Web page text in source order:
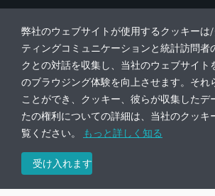
弊社のウェブサイトが使用するクッキーは
ティングコミュニケーションと統計訪問者
クとの対話を収集し、当社のウェブサイト
のブラウジング体験を向上させます。それ
ことができ、クッキー、彼らが収集したデ
たの権利についての詳細は、当社のクッキ
覧ください。
もっと詳しく知る
受け入れます
ENTERPRISE 3D AT SCALE
© CGTrader 2011-2026
UAB CGTrader, Antakalnio st. 17, Vilnius, Lithuania
利用規約プライバシー🇯🇵 日本語